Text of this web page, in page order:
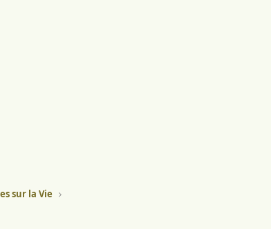
sur la Vie